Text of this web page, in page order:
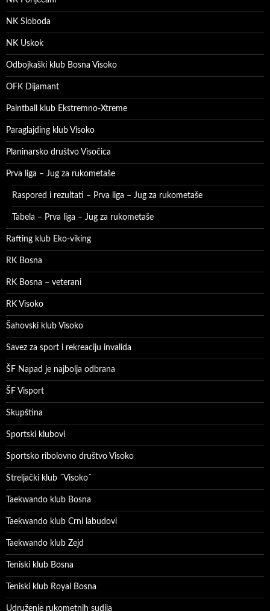
NK Sloboda
NK Uskok
Odbojkaški klub Bosna Visoko
OFK Dijamant
Paintball klub Ekstremno-Xtreme
Paraglajding klub Visoko
Planinarsko društvo Visočica
Prva liga – Jug za rukometaše
Raspored i rezultati – Prva liga – Jug za rukometaše
Tabela – Prva liga – Jug za rukometaše
Rafting klub Eko-viking
RK Bosna
RK Bosna – veterani
RK Visoko
Šahovski klub Visoko
Savez za sport i rekreaciju invalida
ŠF Napad je najbolja odbrana
ŠF Visport
Skupština
Sportski klubovi
Sportsko ribolovno društvo Visoko
Streljački klub ˝Visoko˝
Taekwando klub Bosna
Taekwando klub Crni labudovi
Taekwando klub Zejd
Teniski klub Bosna
Teniski klub Royal Bosna
Udruženje rukometnih sudija